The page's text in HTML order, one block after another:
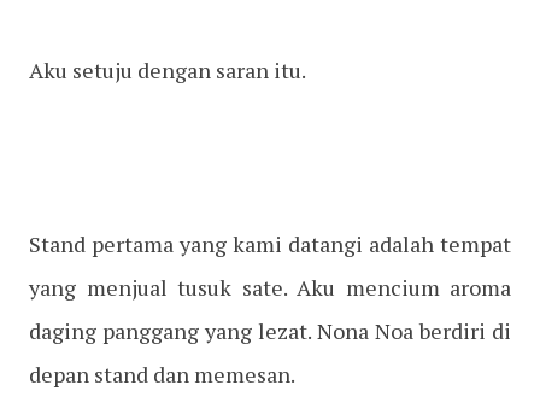
Aku setuju dengan saran itu.
Stand pertama yang kami datangi adalah tempat
yang menjual tusuk sate. Aku mencium aroma
daging panggang yang lezat. Nona Noa berdiri di
depan stand dan memesan.